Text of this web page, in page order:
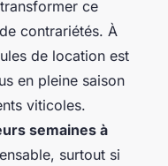
ce
contrariétés. À
de location est
en pleine saison
viticoles.
semaines à
surtout si